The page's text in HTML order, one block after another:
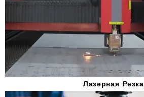
Лазерная Резка